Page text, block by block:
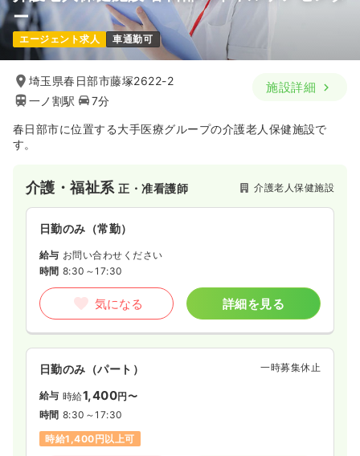
ICU系 正看護師
日勤のみ（常勤） 一時募集休止
給与 24.6万円/月 賞与3.7ヶ月
※経験5年の例
気になる
外来正・准看護師
日勤のみ（常勤）
給与 29.5 万円/月 賞与2回
4週8休以上
ブランク可 月給29万円以上可
日勤のみ（パート）
ー
エージェント求人 車通勤可
埼玉県春日部市藤塚2622-2
一ノ割駅
7分
施設詳細
春日部市に位置する大手医療グループの介護老人保健施設で
す。
介護・福祉系正・准看護師 介護老人保健施設
日勤のみ（常勤）
給与 お問い合わせください
時間 8:30～17:30
気になる 詳細を見る
日勤のみ（パート） 一時募集休止
給与 時給1,400円〜
時間 8:30～17:30
時給1,400円以上可